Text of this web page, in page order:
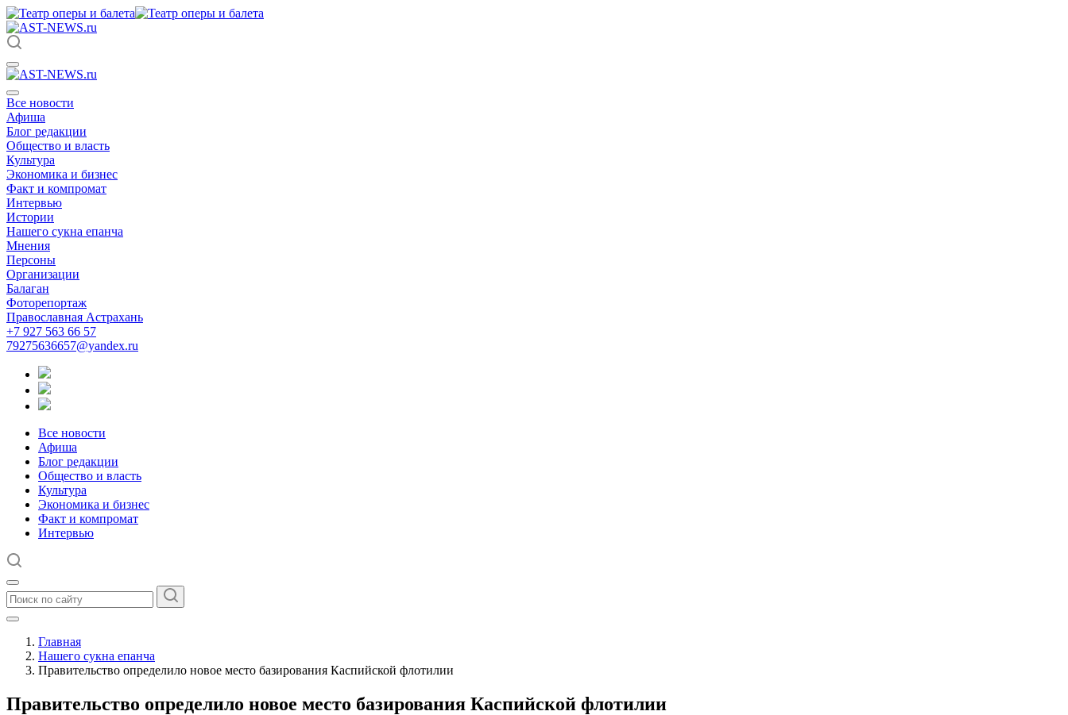
Все новости
Афиша
Блог редакции
Общество и власть
Культура
Экономика и бизнес
Факт и компромат
Интервью
Истории
Нашего сукна епанча
Мнения
Персоны
Организации
Балаган
Фоторепортаж
Православная Астрахань
+7 927 563 66 57
79275636657@yandex.ru
Все новости
Афиша
Блог редакции
Общество и власть
Культура
Экономика и бизнес
Факт и компромат
Интервью
Главная
Нашего сукна епанча
Правительство определило новое место базирования Каспийской флотилии
Правительство определило новое место базирования Каспийской флотилии